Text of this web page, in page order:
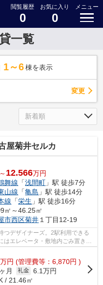
閲覧履歴
0
お気に入り
0
メニュー
一覧
1～6 棟を表示
変更
屋菊井セルカ
12.566万円
舞線 「浅間町 」駅 徒歩7分
山線 「亀島 」駅 徒歩14分
線 「栄生 」駅 徒歩16分
㎡～46.25㎡
市西区菊井１丁目12-19
つデザイナーズ。2駅利用できる
はエレベータ・敷地内ごみ置き場
万円 (管理費等：6,870円 )
月 礼金 6.1万円
/ 21.46㎡